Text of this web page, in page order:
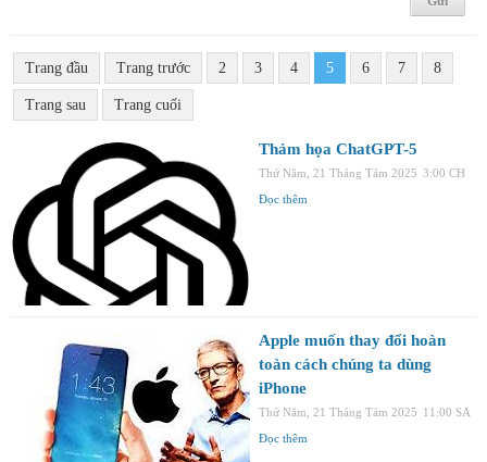
Trang đầu Trang trước 2 3 4 5 6 7 8
Trang sau Trang cuối
Thảm họa ChatGPT-5
Thứ Năm, 21 Tháng Tám 2025 3:00 CH
Đọc thêm
Apple muốn thay đổi hoàn
toàn cách chúng ta dùng
iPhone
Thứ Năm, 21 Tháng Tám 2025 11:00 SA
Đọc thêm